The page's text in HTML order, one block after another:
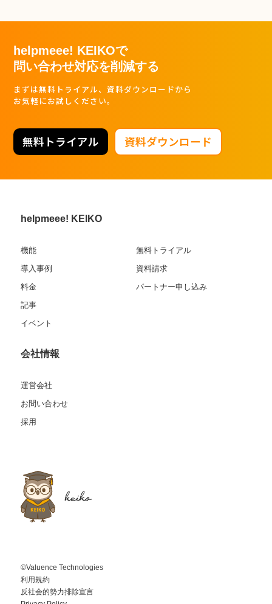
helpmeee! KEIKOで
問い合わせ対応を削減する
まずは無料トライアル、資料ダウンロードから
お気軽にお試しください。
無料トライアル 資料ダウンロード
helpmeee! KEIKO
機能
導入事例
料金
記事
イベント
無料トライアル
資料請求
パートナー申し込み
会社情報
運営会社
お問い合わせ
採用
©Valuence Technologies
利用規約
反社会的勢力排除宣言